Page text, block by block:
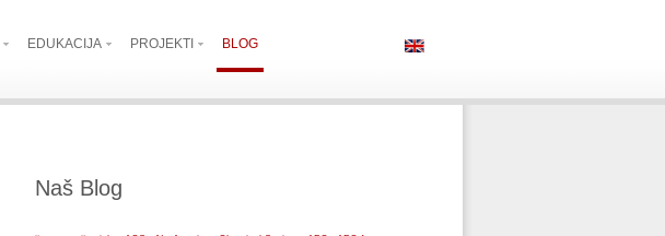
EDUKACIJA PROJEKTI BLOG
Naš Blog